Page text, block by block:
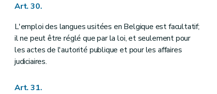
Art. 30.
L'emploi des langues usitées en Belgique est facultatif;
il ne peut être réglé que par la loi, et seulement pour
les actes de l'autorité publique et pour les affaires
judiciaires.
Art. 31.